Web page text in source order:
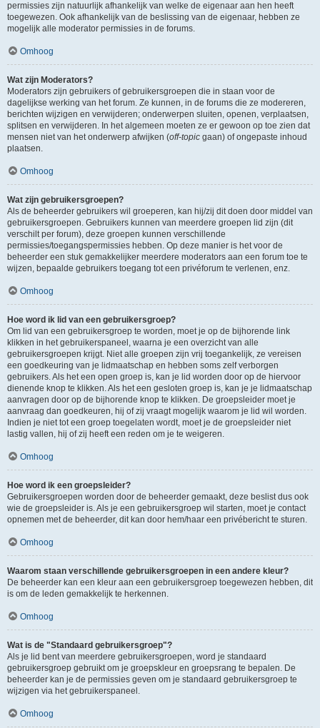
permissies zijn natuurlijk afhankelijk van welke de eigenaar aan hen heeft
toegewezen. Ook afhankelijk van de beslissing van de eigenaar, hebben ze
mogelijk alle moderator permissies in de forums.
Omhoog
Wat zijn Moderators?
Moderators zijn gebruikers of gebruikersgroepen die in staan voor de
dagelijkse werking van het forum. Ze kunnen, in de forums die ze modereren,
berichten wijzigen en verwijderen; onderwerpen sluiten, openen, verplaatsen,
splitsen en verwijderen. In het algemeen moeten ze er gewoon op toe zien dat
mensen niet van het onderwerp afwijken (off-topic gaan) of ongepaste inhoud
plaatsen.
Omhoog
Wat zijn gebruikersgroepen?
Als de beheerder gebruikers wil groeperen, kan hij/zij dit doen door middel van
gebruikersgroepen. Gebruikers kunnen van meerdere groepen lid zijn (dit
verschilt per forum), deze groepen kunnen verschillende
permissies/toegangspermissies hebben. Op deze manier is het voor de
beheerder een stuk gemakkelijker meerdere moderators aan een forum toe te
wijzen, bepaalde gebruikers toegang tot een privéforum te verlenen, enz.
Omhoog
Hoe word ik lid van een gebruikersgroep?
Om lid van een gebruikersgroep te worden, moet je op de bijhorende link
klikken in het gebruikerspaneel, waarna je een overzicht van alle
gebruikersgroepen krijgt. Niet alle groepen zijn vrij toegankelijk, ze vereisen
een goedkeuring van je lidmaatschap en hebben soms zelf verborgen
gebruikers. Als het een open groep is, kan je lid worden door op de hiervoor
dienende knop te klikken. Als het een gesloten groep is, kan je je lidmaatschap
aanvragen door op de bijhorende knop te klikken. De groepsleider moet je
aanvraag dan goedkeuren, hij of zij vraagt mogelijk waarom je lid wil worden.
Indien je niet tot een groep toegelaten wordt, moet je de groepsleider niet
lastig vallen, hij of zij heeft een reden om je te weigeren.
Omhoog
Hoe word ik een groepsleider?
Gebruikersgroepen worden door de beheerder gemaakt, deze beslist dus ook
wie de groepsleider is. Als je een gebruikersgroep wil starten, moet je contact
opnemen met de beheerder, dit kan door hem/haar een privébericht te sturen.
Omhoog
Waarom staan verschillende gebruikersgroepen in een andere kleur?
De beheerder kan een kleur aan een gebruikersgroep toegewezen hebben, dit
is om de leden gemakkelijk te herkennen.
Omhoog
Wat is de "Standaard gebruikersgroep"?
Als je lid bent van meerdere gebruikersgroepen, word je standaard
gebruikersgroep gebruikt om je groepskleur en groepsrang te bepalen. De
beheerder kan je de permissies geven om je standaard gebruikersgroep te
wijzigen via het gebruikerspaneel.
Omhoog